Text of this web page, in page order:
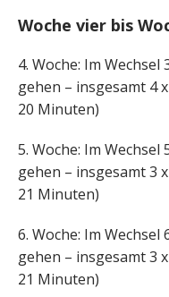
Woche vier bis
4. Woche: Im
gehen – insgesamt 4
20 Minuten)
5. Woche: Im
gehen – insgesamt 3
21 Minuten)
6. Woche: Im
gehen – insgesamt 3
21 Minuten)